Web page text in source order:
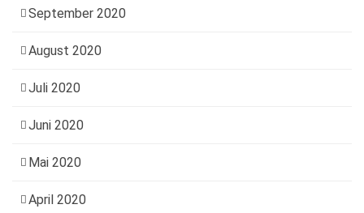
September 2020
August 2020
Juli 2020
Juni 2020
Mai 2020
April 2020